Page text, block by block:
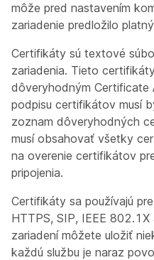
môže pred nastavením
zariadenie predložilo
Certifikáty sú textové
zariadenia. Tieto
dôveryhodným Certificate
podpisu certifikátov musí
zoznam dôveryhodných
musí obsahovať všetky
na overenie certifikátov
pripojenia.
Certifikáty sa používajú
HTTPS, SIP, IEEE
zariadení môžete uložiť
každú službu je naraz